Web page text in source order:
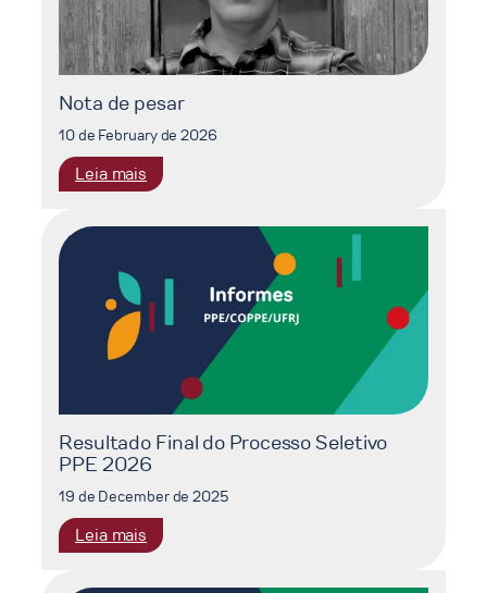
Nota de pesar
10 de February de 2026
Leia mais
Nota
de
Resultado Final do Processo Seletivo
PPE 2026
19 de December de 2025
Leia mais
Resultado